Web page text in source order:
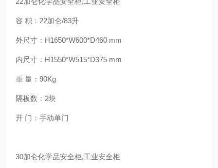
容 积：22加仑/83升
外尺寸：H1650*W600*D460 mm
内尺寸：H1550*W515*D375 mm
重 量：90Kg
隔板数：2块
开 门：手动单门
30加仑化学品安全柜,工业安全柜